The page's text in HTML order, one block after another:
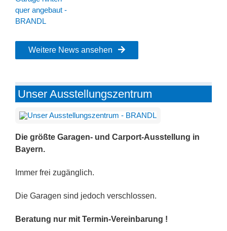
Weitere News ansehen
Unser Ausstellungszentrum
Die größte Garagen- und Carport-Ausstellung in
Bayern.
Immer frei zugänglich.
Die Garagen sind jedoch verschlossen.
Beratung nur mit Termin-Vereinbarung !